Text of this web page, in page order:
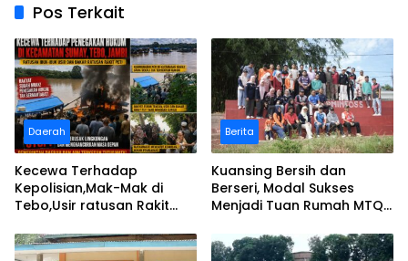
Pos Terkait
Daerah
Kecewa Terhadap
Kepolisian,Mak-Mak di
Tebo,Usir ratusan Rakit
Berita
Kuansing Bersih dan
Berseri, Modal Sukses
Menjadi Tuan Rumah MTQ